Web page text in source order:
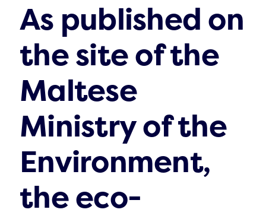
As published on
the site of the
Maltese
Ministry of the
Environment,
the eco-